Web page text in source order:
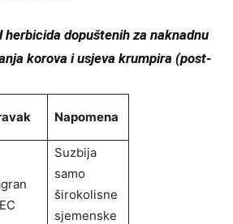
herbicida dopuštenih za naknadnu
korova i usjeva krumpira (post-
Napomena
Suzbija
samo
širokolisne
sjemenske